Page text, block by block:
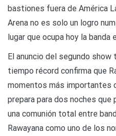
bastiones fuera de América
Arena no es solo un logro
lugar que ocupa hoy la banda
El anuncio del segundo
tiempo récord confirma que
momentos más importantes
prepara para dos noches
una comunión total entre
Rawayana como uno de los